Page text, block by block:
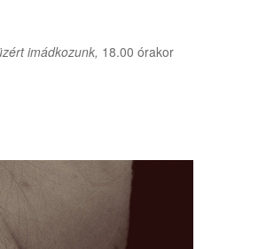
imádkozunk, 18.00 órakor